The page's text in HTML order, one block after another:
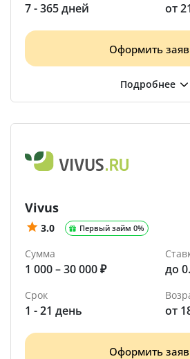
7 - 365 дней от
Оформить
Vivus
3.0 Первый займ 0%
Сумма
1 000 – 30 000 ₽ до
Срок
1 - 21 день от
Оформить